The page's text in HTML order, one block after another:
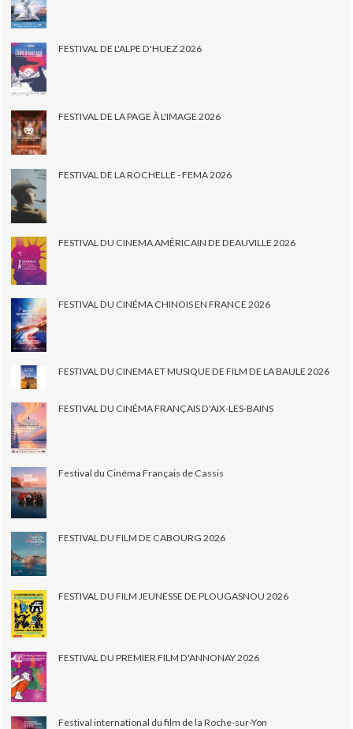
FESTIVAL DE L'ALPE D'HUEZ 2026
FESTIVAL DE LA PAGE À L'IMAGE 2026
FESTIVAL DE LA ROCHELLE - FEMA 2026
FESTIVAL DU CINEMA AMÉRICAIN DE DEAUVILLE 2026
FESTIVAL DU CINÉMA CHINOIS EN FRANCE 2026
FESTIVAL DU CINEMA ET MUSIQUE DE FILM DE LA BAULE 2026
FESTIVAL DU CINÉMA FRANÇAIS D'AIX-LES-BAINS
Festival du Cinéma Français de Cassis
FESTIVAL DU FILM DE CABOURG 2026
FESTIVAL DU FILM JEUNESSE DE PLOUGASNOU 2026
FESTIVAL DU PREMIER FILM D'ANNONAY 2026
Festival international du film de la Roche-sur-Yon